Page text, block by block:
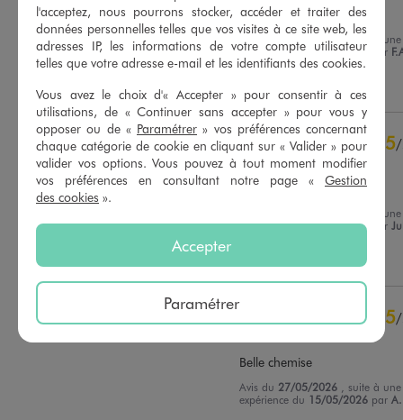
Basé sur 23 avis soumis à un
contrôle
Voir tous les avis sur ce site
4étoiles
2
3étoiles
0
2étoiles
0
1étoile
Beau tissus
Avis du 02/08/2026
, suite à une
expérience du
20/07/2026 par
5/
Avis vérifié et récompensé
Parfait
, suite à une
expérience du24/06/2026 par
5/
Belle chemise
Avis du 27/05/2026
, suite à une
expérience du 15/05/2026 par
l'acceptez, nous pourrons stocker, accéder et traiter des
données personnelles telles que vos visites à ce site web, les
adresses IP, les informations de votre compte utilisateur
telles que votre adresse e-mail et les identifiants des cookies.
Vous avez le choix d'« Accepter » pour consentir à ces
utilisations, de « Continuer sans accepter » pour vous y
opposer ou de « Paramétrer » vos préférences concernant
chaque catégorie de cookie en cliquant sur « Valider » pour
valider vos options. Vous pouvez à tout moment modifier
vos préférences en consultant notre page « Gestion
des cookies ».
Accepter
Paramétrer